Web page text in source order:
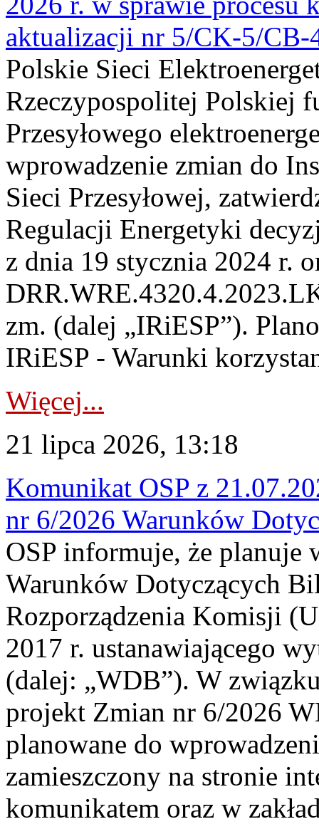
aktualizacji nr 5/CK-5/CB-
Polskie Sieci
Rzeczypospolitej Polskiej
Przesyłowego
wprowadzenie zmian do
Sieci Przesyłowej,
Regulacji Energetyki
z dnia 19 stycznia 2024 r.
zm. (dalej „IRiESP”).
IRiESP - Warunki
Więcej...
21 lipca 2026, 13:18
Komunikat OSP z
nr 6/2026 Warunków
OSP informuje, że planuje
Warunków Dotyczących
Rozporządzenia Komisji
2017 r. ustanawiającego
(dalej: „WDB”). W
projekt Zmian nr 6/2026
planowane do
zamieszczony na stronie
komunikatem oraz w